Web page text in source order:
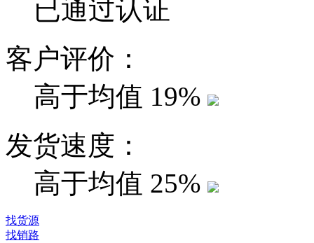
已通过认证
客户评价：
高于均值 19%
发货速度：
高于均值 25%
找货源
找销路